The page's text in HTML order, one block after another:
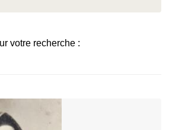
votre recherche :